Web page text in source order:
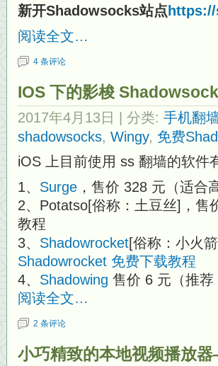
新开Shadowsocks站点
阅读全文…
4 条评论
IOS 下的影梭
2017年4月13日 | 分类: 手机翻
shadowsocks, Wingy, 免费
iOS 上目前使用 ss 翻墙的软件
1、 Surge ，售价 328 元（适合
2、Potatso[俗称：土豆丝]，售
教程
3、 Shadowrocket[俗称：小火
Shadowrocket 免费下载教程
4、 Shadowing 售价 6 元（推荐
阅读全文…
2 条评论
小巧精致的本地视频播放